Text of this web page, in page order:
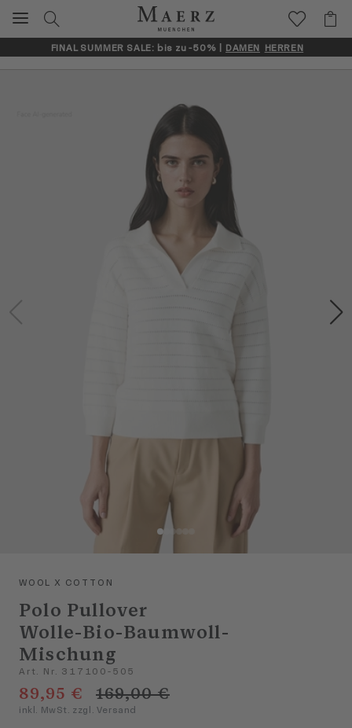
FINAL SUMMER SALE: bis zu -50% | DAMEN HERREN
Artikelbilder überspringen
WOOL X COTTON
Polo Pullover
Wolle-Bio-Baumwoll-
Mischung
Art. Nr. 317100-505
89,95 € 169,00 €
inkl. MwSt. zzgl. Versand